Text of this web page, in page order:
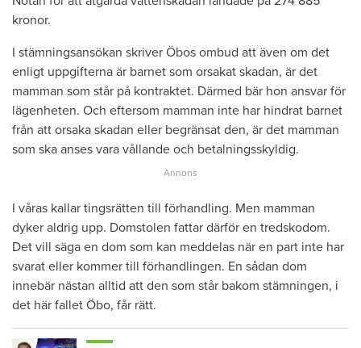
kronor.
I stämningsansökan skriver Öbos ombud att även om det
enligt uppgifterna är barnet som orsakat skadan, är det
mamman som står på kontraktet. Därmed bär hon ansvar för
lägenheten. Och eftersom mamman inte har hindrat barnet
från att orsaka skadan eller begränsat den, är det mamman
som ska anses vara vållande och betalningsskyldig.
I våras kallar tingsrätten till förhandling. Men mamman
dyker aldrig upp. Domstolen fattar därför en tredskodom.
Det vill säga en dom som kan meddelas när en part inte har
svarat eller kommer till förhandlingen. En sådan dom
innebär nästan alltid att den som står bakom stämningen, i
det här fallet Öbo, får rätt.